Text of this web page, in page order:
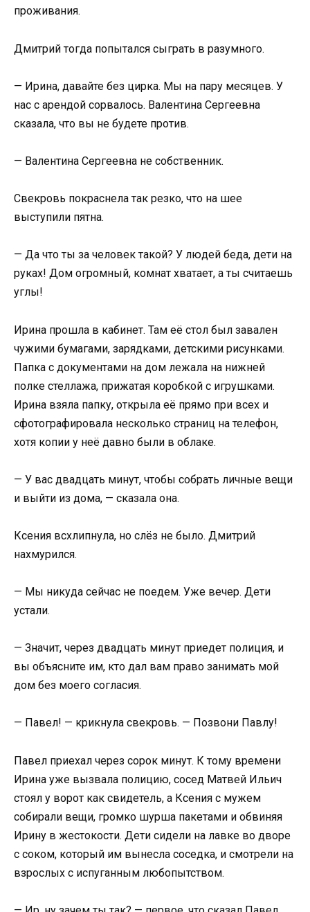
проживания.
Дмитрий тогда попытался сыграть в разумного.
— Ирина, давайте без цирка. Мы на пару месяцев. У
нас с арендой сорвалось. Валентина Сергеевна
сказала, что вы не будете против.
— Валентина Сергеевна не собственник.
Свекровь покраснела так резко, что на шее
выступили пятна.
— Да что ты за человек такой? У людей беда, дети на
руках! Дом огромный, комнат хватает, а ты считаешь
углы!
Ирина прошла в кабинет. Там её стол был завален
чужими бумагами, зарядками, детскими рисунками.
Папка с документами на дом лежала на нижней
полке стеллажа, прижатая коробкой с игрушками.
Ирина взяла папку, открыла её прямо при всех и
сфотографировала несколько страниц на телефон,
хотя копии у неё давно были в облаке.
— У вас двадцать минут, чтобы собрать личные вещи
и выйти из дома, — сказала она.
Ксения всхлипнула, но слёз не было. Дмитрий
нахмурился.
— Мы никуда сейчас не поедем. Уже вечер. Дети
устали.
— Значит, через двадцать минут приедет полиция, и
вы объясните им, кто дал вам право занимать мой
дом без моего согласия.
— Павел! — крикнула свекровь. — Позвони Павлу!
Павел приехал через сорок минут. К тому времени
Ирина уже вызвала полицию, сосед Матвей Ильич
стоял у ворот как свидетель, а Ксения с мужем
собирали вещи, громко шурша пакетами и обвиняя
Ирину в жестокости. Дети сидели на лавке во дворе
с соком, который им вынесла соседка, и смотрели на
взрослых с испуганным любопытством.